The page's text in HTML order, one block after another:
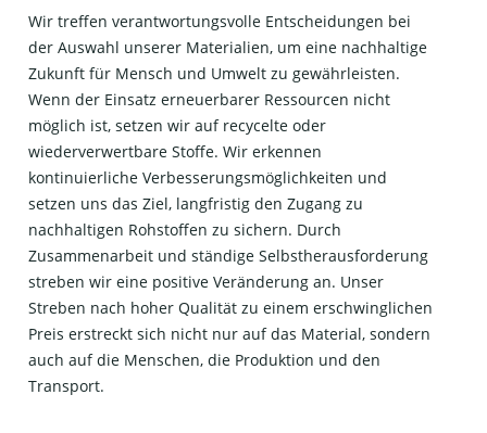
Wir treffen verantwortungsvolle Entscheidungen bei
der Auswahl unserer Materialien, um eine nachhaltige
Zukunft für Mensch und Umwelt zu gewährleisten.
Wenn der Einsatz erneuerbarer Ressourcen nicht
möglich ist, setzen wir auf recycelte oder
wiederverwertbare Stoffe. Wir erkennen
kontinuierliche Verbesserungsmöglichkeiten und
setzen uns das Ziel, langfristig den Zugang zu
nachhaltigen Rohstoffen zu sichern. Durch
Zusammenarbeit und ständige Selbstherausforderung
streben wir eine positive Veränderung an. Unser
Streben nach hoher Qualität zu einem erschwinglichen
Preis erstreckt sich nicht nur auf das Material, sondern
auch auf die Menschen, die Produktion und den
Transport.